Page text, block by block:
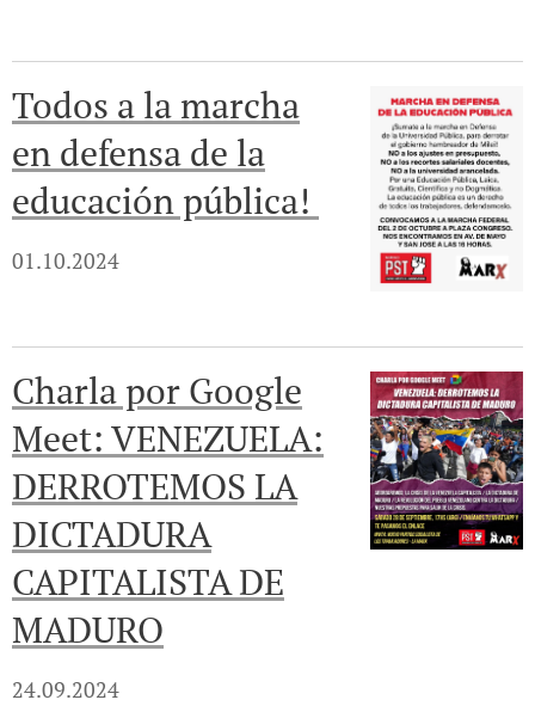
Todos a la marcha
en defensa de la
educación pública!
01.10.2024
Charla por Google
Meet: VENEZUELA:
DERROTEMOS LA
DICTADURA
CAPITALISTA DE
MADURO
24.09.2024